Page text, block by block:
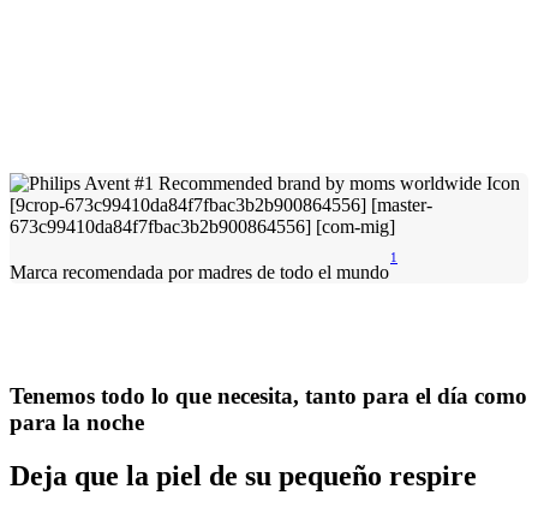
Marca recomendada por madres de todo el mundo
1
Tenemos todo lo que necesita, tanto para el día como
para la noche
Deja que la piel de su pequeño respire